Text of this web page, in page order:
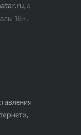
, а
16+.